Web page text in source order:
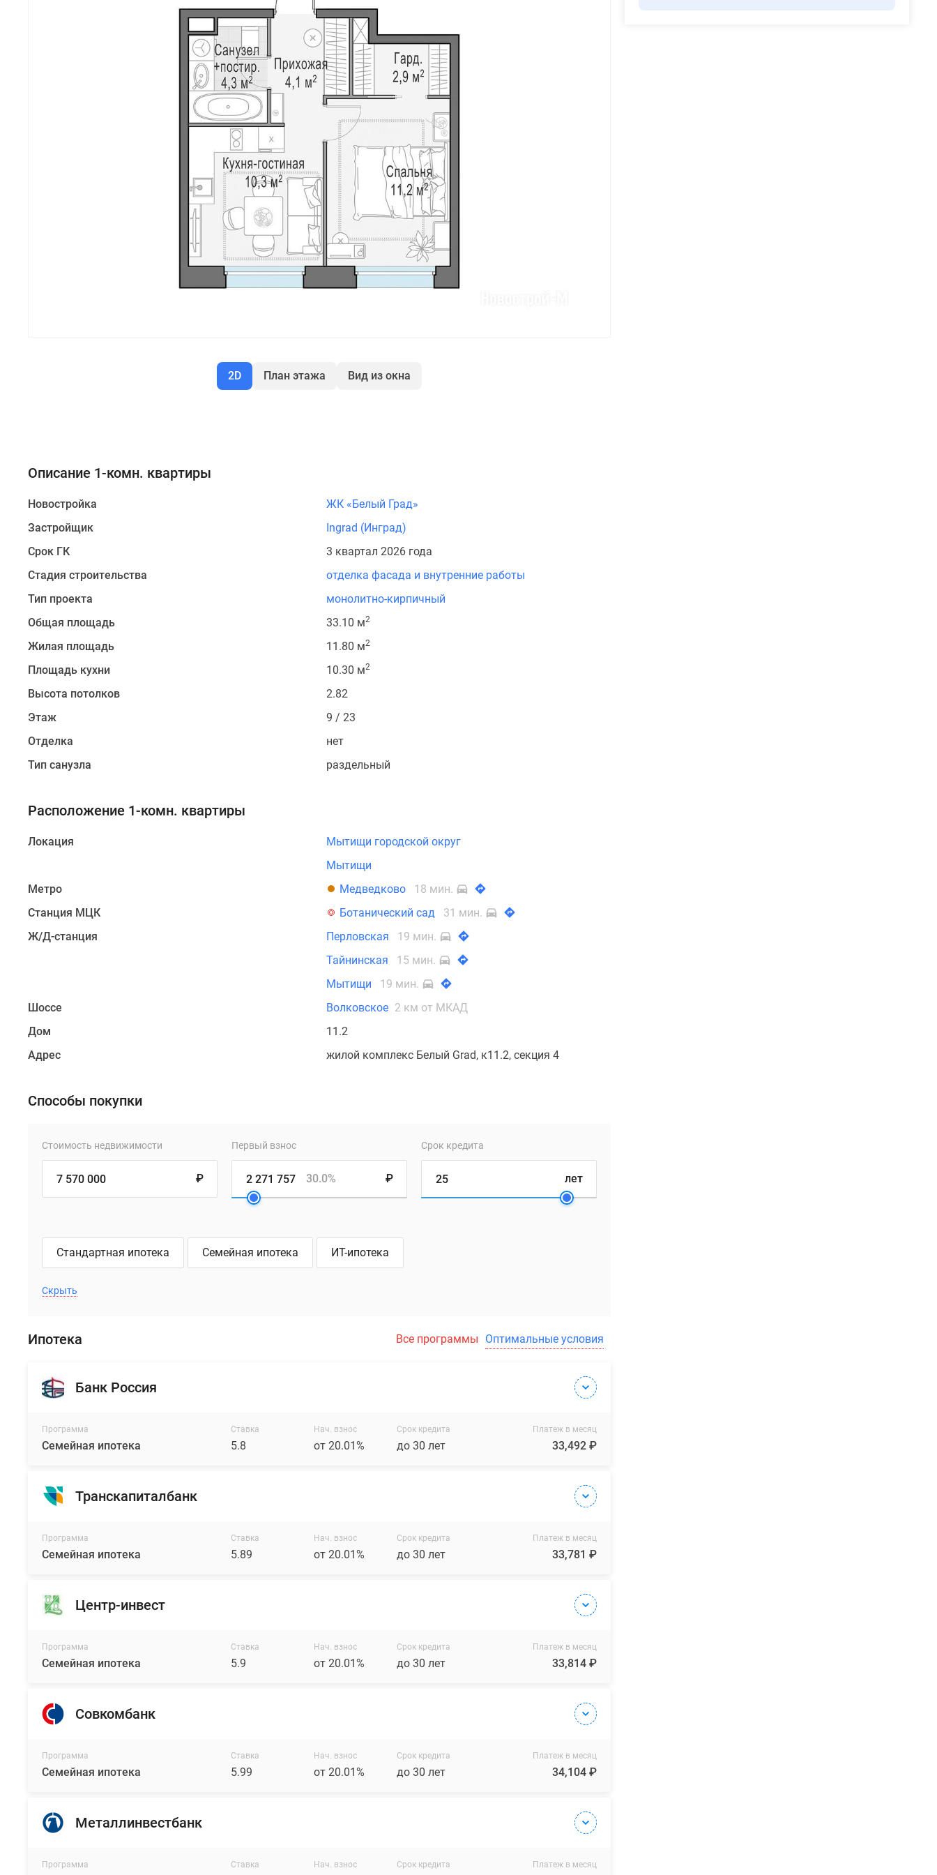
2D План этажа Вид из окна
Описание 1-комн. квартиры
Новостройка
ЖК «Белый Град»
Застройщик
Ingrad (Инград)
Срок ГК
3 квартал 2026 года
Стадия строительства
отделка фасада и внутренние работы
Тип проекта
монолитно-кирпичный
Общая площадь
33.10 м2
Жилая площадь 11.80 м2
Площадь кухни 10.30 м2
Высота потолков
2.82
Этаж
9 / 23
Отделка
нет
Тип санузла
раздельный
Расположение 1-комн. квартиры
Локация
Мытищи городской округ
Мытищи
Метро
Медведково
18 мин.
Станция МЦК
Ботанический сад
31 мин.
Ж/Д-станция
Перловская
19 мин.
Тайнинская
15 мин.
Мытищи
19 мин.
Шоссе
Волковское 2 км от МКАД
Дом
11.2
Адрес
жилой комплекс Белый Grad, к11.2, секция 4
Способы покупки
Стоимость недвижимости
₽
Первый взнос
₽
30.0%
Срок кредита
лет
Стандартная ипотека Семейная ипотека ИТ-ипотека
Скрыть
Ипотека Все программы Оптимальные условия
Банк Россия
Программа
Семейная ипотека
Ставка
5.8
Нач. взнос
от 20.01%
Срок кредита
до 30 лет
Платеж в месяц
33,492 ₽
Транскапиталбанк
Программа
Семейная ипотека
Ставка
5.89
Нач. взнос
от 20.01%
Срок кредита
до 30 лет
Платеж в месяц
33,781 ₽
Центр-инвест
Программа
Семейная ипотека
Ставка
5.9
Нач. взнос
от 20.01%
Срок кредита
до 30 лет
Платеж в месяц
33,814 ₽
Совкомбанк
Программа
Семейная ипотека
Ставка
5.99
Нач. взнос
от 20.01%
Срок кредита
до 30 лет
Платеж в месяц
34,104 ₽
Металлинвестбанк
Программа Ставка Нач. взнос Срок кредита Платеж в месяц